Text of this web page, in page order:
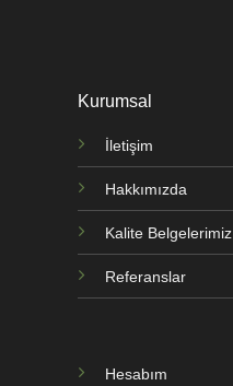
Kurumsal
İletişim
Hakkımızda
Kalite Belgelerimiz
Referanslar
Hesabım